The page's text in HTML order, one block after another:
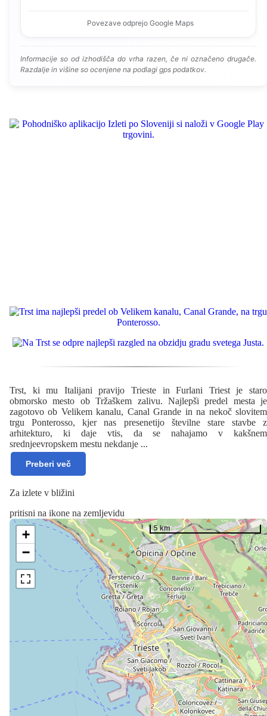
Povezave odprejo Google Maps
Informacije so od izhodišča do vrha razen, če ni označeno drugače.
Razdalje in višine so ocenjene na podlagi gps podatkov.
Trst, ki mu Italijani pravijo Trieste in Furlani Triest je staro
obmorsko mesto ob Tržaškem zalivu. Najlepši predel mesta je
zagotovo ob Velikem kanalu, Canal Grande in na nekoč slovitem
trgu Ponterosso, kjer nas presenetijo številne stare stavbe z
arhitekturo, ki daje vtis, da se nahajamo v kakšnem
srednjeevropskem mestu nekdanje ...
Preberi več
Za izlete v bližini
pritisni na ikone na zemljevidu
+
−
5 km